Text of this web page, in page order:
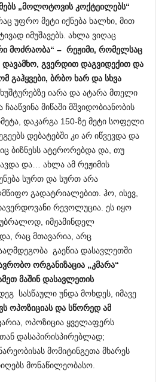
„მოლოტოვის კოქტეილებს“
უფრო მეტი იქნება ხალხი, მით
იმუშავებს. ახლა ვიღაც
მოძრაობა“ – რეჟიმი, რომელსაც
დავამხო, გვერდით დაგვიდექით და
გაჰყვები, ბრბო ხარ და სხვა
იარა და ატარა მთელი
მიწაში მშვიდობიანობის
დაკარგა 150-ზე მეტი სოფელი
დებატებში კი არ იწვევდა და
ბიზნესს ატერორებდა და, თუ
და… ახლა ამ რეჟიმის
სურთ და სურთ არა
გადატრიალებით. ჰო, ისევ,
რევოლუცია. ეს იყო
იმჟამინდელ
რაც მთავარია, არც
გაეწია დასავლეთში
ორგანიზაცია „კმარა“
მაშინ დასავლეთის
სასწაული უნდა მოხდეს, იმავე
ოპოზიციას და სწორედ ამ
ოპოზიცია ყველაფერს
დასაპირისპირებლად;
მომიტინგეთა მხარეს
მონაწილეობასო.